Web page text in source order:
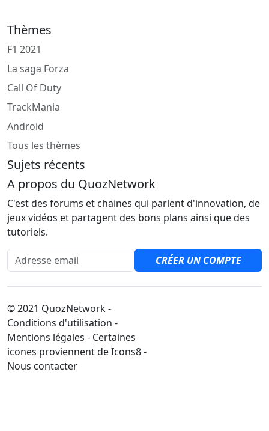
Thèmes
F1 2021
La saga Forza
Call Of Duty
TrackMania
Android
Tous les thèmes
Sujets récents
A propos du QuozNetwork
C'est des forums et chaines qui parlent d'innovation, de
jeux vidéos et partagent des bons plans ainsi que des
tutoriels.
Adresse email
CRÉER UN COMPTE
© 2021 QuozNetwork -
Conditions d'utilisation -
Mentions légales - Certaines
icones proviennent de Icons8 -
Nous contacter